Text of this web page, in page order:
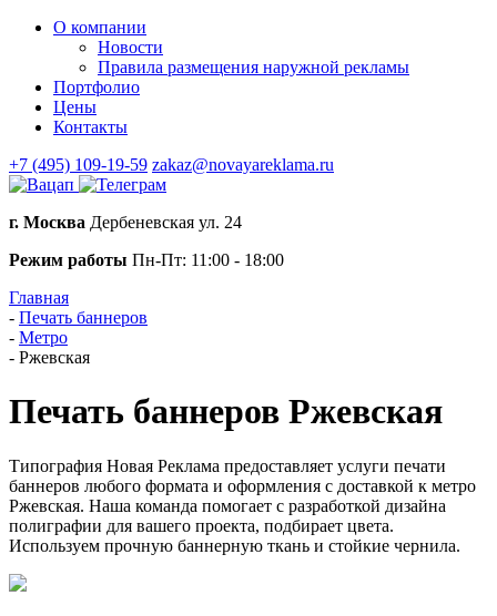
О компании
Новости
Правила размещения наружной рекламы
Портфолио
Цены
Контакты
+7 (495) 109-19-59 zakaz@novayareklama.ru
г. Москва Дербеневская ул. 24
Режим работы Пн-Пт: 11:00 - 18:00
Главная
- Печать баннеров
- Метро
- Ржевская
Печать баннеров Ржевская
Типография Новая Реклама предоставляет услуги печати
баннеров любого формата и оформления с доставкой к метро
Ржевская. Наша команда помогает с разработкой дизайна
полиграфии для вашего проекта, подбирает цвета.
Используем прочную баннерную ткань и стойкие чернила.